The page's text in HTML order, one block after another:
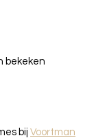
bekeken
bij Voortman